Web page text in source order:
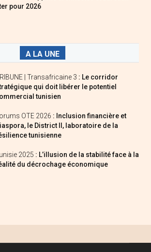
pour 2026
A LA UNE
| Transafricaine 3 : Le corridor
qui doit libérer le potentiel
tunisien
OTE 2026 : Inclusion financière et
le District II, laboratoire de la
tunisienne
2025 : L’illusion de la stabilité face à la
du décrochage économique